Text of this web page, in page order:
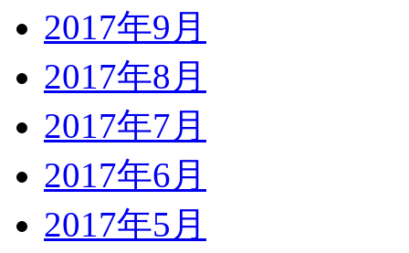
2017年9月
2017年8月
2017年7月
2017年6月
2017年5月